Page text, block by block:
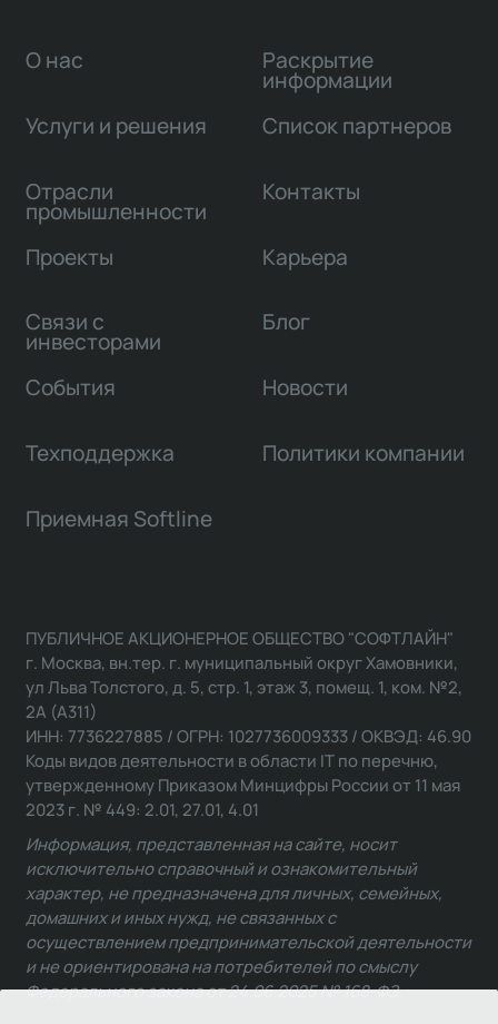
О нас
Услуги и решения
Отрасли
промышленности
Проекты
Связи с
инвесторами
Раскрытие
информации
Список партнеров
Контакты
Карьера
Блог
События Новости
Техподдержка Политики компании
Приемная Softline
ПУБЛИЧНОЕ АКЦИОНЕРНОЕ ОБЩЕСТВО "СОФТЛАЙН"
г. Москва, вн.тер. г. муниципальный округ Хамовники,
ул Льва Толстого, д. 5, стр. 1, этаж 3, помещ. 1, ком. №2,
2А (А311)
ИНН: 7736227885 / ОГРН: 1027736009333 / ОКВЭД: 46.90
Коды видов деятельности в области IT по перечню,
утвержденному Приказом Минцифры России от 11 мая
2023 г. № 449: 2.01, 27.01, 4.01
Информация, представленная на сайте, носит
исключительно справочный и ознакомительный
характер, не предназначена для личных, семейных,
домашних и иных нужд, не связанных с
осуществлением предпринимательской деятельности
и не ориентирована на потребителей по смыслу
Федерального закона от 24.06.2025 № 168-ФЗ.